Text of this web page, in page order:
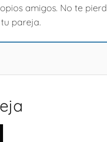
amigos. No te
pareja.